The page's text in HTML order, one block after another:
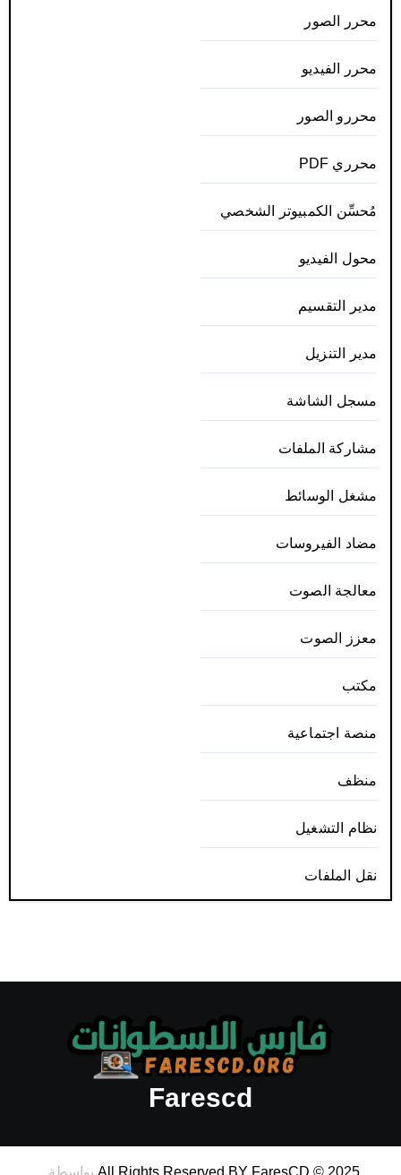
محرر الصور
محرر الفيديو
محررو الصور
محرري PDF
مُحسِّن الكمبيوتر الشخصي
محول الفيديو
مدير التقسيم
مدير التنزيل
مسجل الشاشة
مشاركة الملفات
مشغل الوسائط
مضاد الفيروسات
معالجة الصوت
معزز الصوت
مكتب
منصة اجتماعية
منظف
نظام التشغيل
نقل الملفات
Farescd